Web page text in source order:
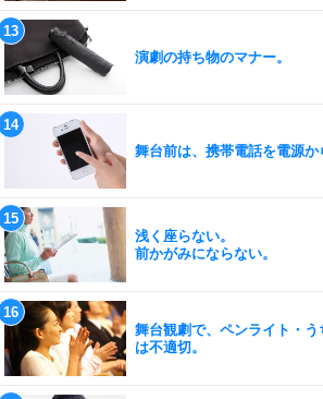
演劇の持ち物のマナー。
舞台前は、携帯電話を電源か
浅く座らない。
前かがみにならない。
舞台観劇で、ペンライト・
は不適切。